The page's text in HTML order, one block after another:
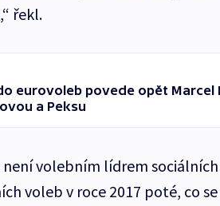
řekl.
eurovoleb povede opět Marcel
a Peksu
volebním lídrem
voleb v roce 2017 poté, co